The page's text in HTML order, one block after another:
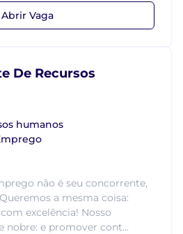
Abrir Vaga
De Recursos
humanos
não é seu concorrente,
a mesma coisa:
excelência! Nosso
nobre: e promover cont...